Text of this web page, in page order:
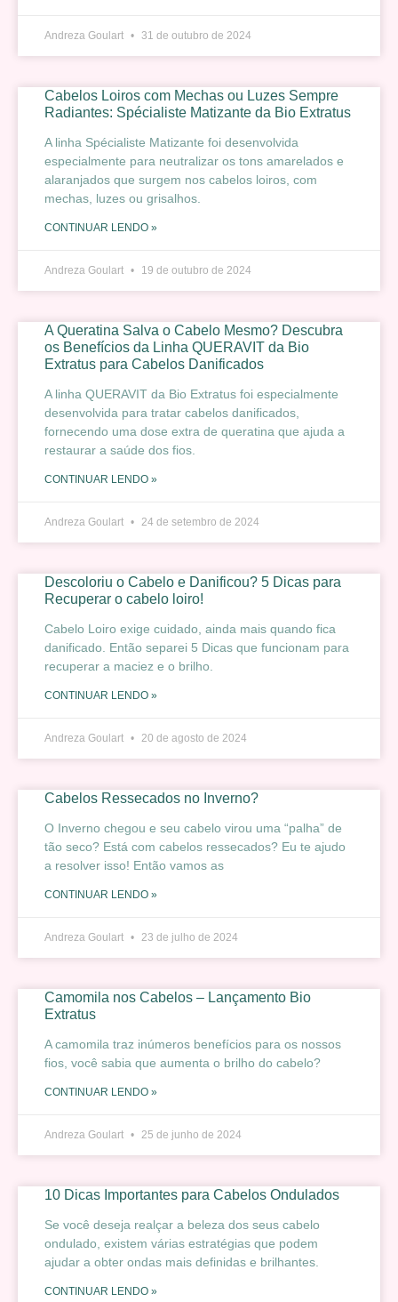
Andreza Goulart 31 de outubro de 2024
Cabelos Loiros com Mechas ou Luzes Sempre
Radiantes: Spécialiste Matizante da Bio Extratus
A linha Spécialiste Matizante foi desenvolvida
especialmente para neutralizar os tons amarelados e
alaranjados que surgem nos cabelos loiros, com
mechas, luzes ou grisalhos.
CONTINUAR LENDO »
Andreza Goulart 19 de outubro de 2024
A Queratina Salva o Cabelo Mesmo? Descubra
os Benefícios da Linha QUERAVIT da Bio
Extratus para Cabelos Danificados
A linha QUERAVIT da Bio Extratus foi especialmente
desenvolvida para tratar cabelos danificados,
fornecendo uma dose extra de queratina que ajuda a
restaurar a saúde dos fios.
CONTINUAR LENDO »
Andreza Goulart 24 de setembro de 2024
Descoloriu o Cabelo e Danificou? 5 Dicas para
Recuperar o cabelo loiro!
Cabelo Loiro exige cuidado, ainda mais quando fica
danificado. Então separei 5 Dicas que funcionam para
recuperar a maciez e o brilho.
CONTINUAR LENDO »
Andreza Goulart 20 de agosto de 2024
Cabelos Ressecados no Inverno?
O Inverno chegou e seu cabelo virou uma “palha” de
tão seco? Está com cabelos ressecados? Eu te ajudo
a resolver isso! Então vamos as
CONTINUAR LENDO »
Andreza Goulart 23 de julho de 2024
Camomila nos Cabelos – Lançamento Bio
Extratus
A camomila traz inúmeros benefícios para os nossos
fios, você sabia que aumenta o brilho do cabelo?
CONTINUAR LENDO »
Andreza Goulart 25 de junho de 2024
10 Dicas Importantes para Cabelos Ondulados
Se você deseja realçar a beleza dos seus cabelo
ondulado, existem várias estratégias que podem
ajudar a obter ondas mais definidas e brilhantes.
CONTINUAR LENDO »